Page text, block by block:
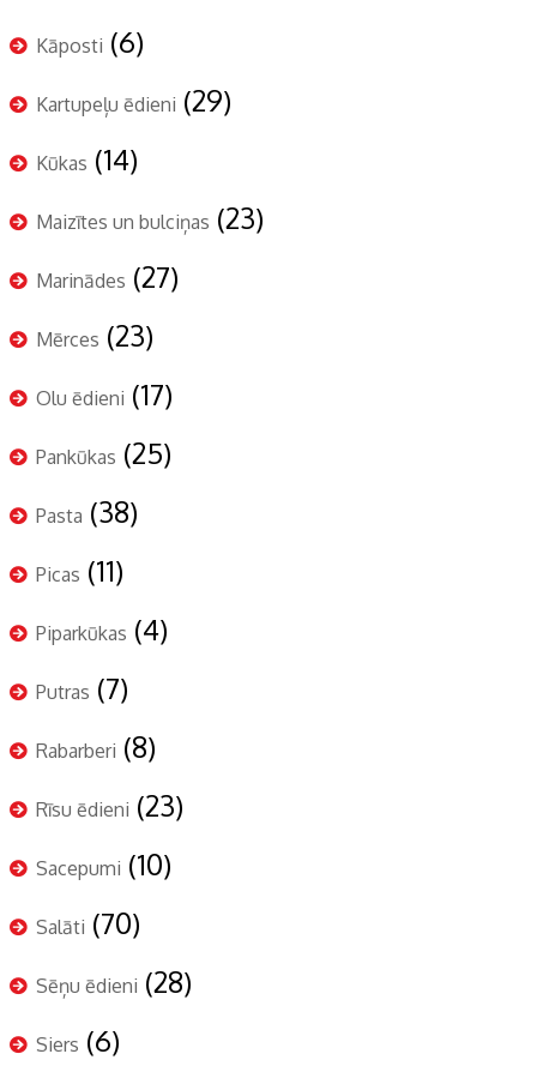
Kāposti (6)
Kartupeļu ēdieni (29)
Kūkas (14)
Maizītes un bulciņas (23)
Marinādes (27)
Mērces (23)
Olu ēdieni (17)
Pankūkas (25)
Pasta (38)
Picas (11)
Piparkūkas (4)
Putras (7)
Rabarberi (8)
Rīsu ēdieni (23)
Sacepumi (10)
Salāti (70)
Sēņu ēdieni (28)
Siers (6)